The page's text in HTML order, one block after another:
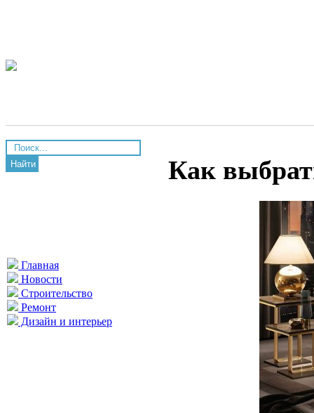
Найти
Главная
Новости
Строительство
Ремонт
Дизайн и интерьер
Как